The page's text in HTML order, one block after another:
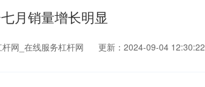
月销量增长明显
网_在线服务杠杆网 更新：2024-09-04 12:30:22